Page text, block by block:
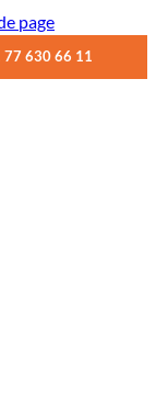
page
630 66 11